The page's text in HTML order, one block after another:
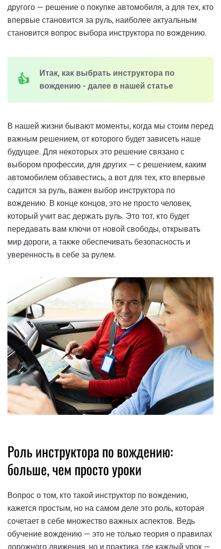
другого — решение о покупке автомобиля, а для тех, кто
впервые становится за руль, наиболее актуальным
становится вопрос выбора инструктора по вождению.
Итак, как выбрать инструктора по
вождению - далее в нашей статье
В нашей жизни бывают моменты, когда мы стоим перед
важным решением, от которого будет зависеть наше
будущее. Для некоторых это решение связано с
выбором профессии, для других — с решением, каким
автомобилем обзавестись, а вот для тех, кто впервые
садится за руль, важен выбор инструктора по
вождению. В конце концов, это не просто человек,
который учит вас держать руль. Это тот, кто будет
передавать вам ключи от новой свободы, открывать
мир дороги, а также обеспечивать безопасность и
уверенность в себе за рулем.
Роль инструктора по вождению:
больше, чем просто уроки
Вопрос о том, кто такой инструктор по вождению,
кажется простым, но на самом деле это роль, которая
сочетает в себе множество важных аспектов. Ведь
обучение вождению — это не только теория о правилах
дорожного движения, но и практика, где каждый урок —